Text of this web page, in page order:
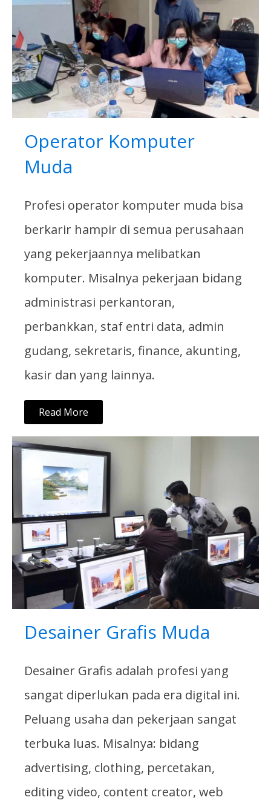
Operator Komputer
Muda
Profesi operator komputer muda bisa
berkarir hampir di semua perusahaan
yang pekerjaannya melibatkan
komputer. Misalnya pekerjaan bidang
administrasi perkantoran,
perbankkan, staf entri data, admin
gudang, sekretaris, finance, akunting,
kasir dan yang lainnya.
Read More
Desainer Grafis Muda
Desainer Grafis adalah profesi yang
sangat diperlukan pada era digital ini.
Peluang usaha dan pekerjaan sangat
terbuka luas. Misalnya: bidang
advertising, clothing, percetakan,
editing video, content creator, web